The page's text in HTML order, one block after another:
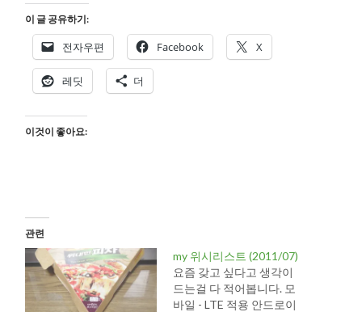
이 글 공유하기:
전자우편 Facebook X
레딧 더
이것이 좋아요:
관련
my 위시리스트 (2011/07)
요즘 갖고 싶다고 생각이
드는걸 다 적어봅니다. 모
바일 - LTE 적용 안드로이